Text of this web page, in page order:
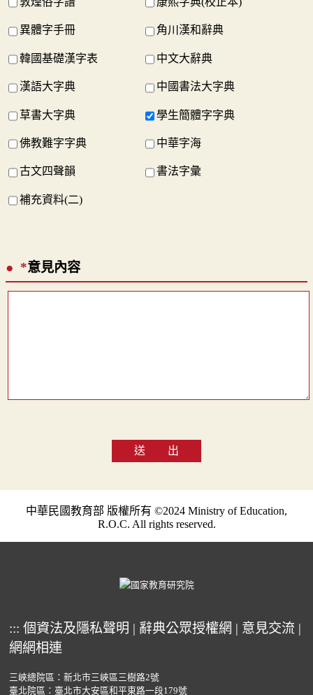
異體字手冊 角川漢和辭典
韓國基礎漢字表 中文大辭典
漢語大字典 中國書法大字典
草書大字典 學生簡體字字典
佛教難字字典 中華字海
古文四聲韻 書法字彙
補充資料(二)
*意見內容
送 出
中華民國教育部 版權所有 ©2024 Ministry of Education,
R.O.C. All rights reserved.
::: 個資法及隱私聲明 | 辭典公眾授權網 | 意見交流 |
網網相連
三峽總院區：新北市三峽區三樹路2號
臺北院區：臺北市大安區和平東路一段179號